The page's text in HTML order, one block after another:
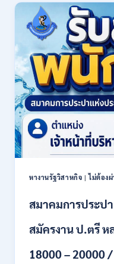
เงิน
เดือน
21780
/
สมัคร
ONLINE
13
กรกฎา
–
สิงหาคม
2569
สมัค
รบ
งาน
ปวช.
ปวส.
และ
ป.ตรี
หลาย
สาขา
เงิน
เดือน
18150
ไม่
ผ่าน
ก
กพ.
หางานรัฐวิสาหกิจ |ไม่ต้อง
สมาคมการประป
สมัครงาน ป.ตรี ห
18000 – 20000